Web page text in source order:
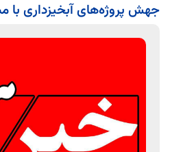
جهش پروژه‌های آبخیزداری با